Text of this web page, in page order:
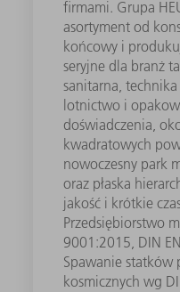
firmami. Grupa
asortyment od
końcowy i
seryjne dla branż
sanitarna,
lotnictwo i
doświadczenia,
kwadratowych
nowoczesny park
oraz płaska
jakość i krótkie
Przedsiębiorstwo
9001:2015, DIN
Spawanie statków
kosmicznych wg